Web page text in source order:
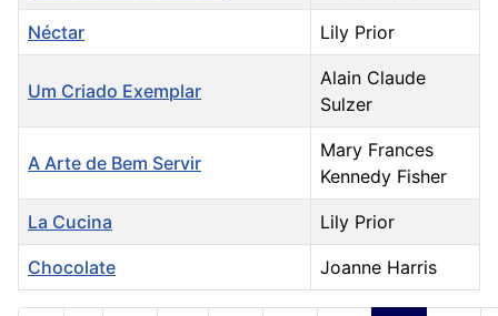
Artigos
Néctar Lily Prior
Um Criado Exemplar
Alain Claude
Sulzer
A Arte de Bem Servir
Mary Frances
Kennedy Fisher
La Cucina Lily Prior
Chocolate Joanne Harris